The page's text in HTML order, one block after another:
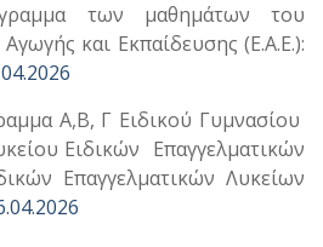
των μαθημάτων του
και Εκπαίδευσης (Ε.Α.Ε.):
Α,Β, Γ Ειδικού Γυμνασίου
Ειδικών Επαγγελματικών
Επαγγελματικών Λυκείων